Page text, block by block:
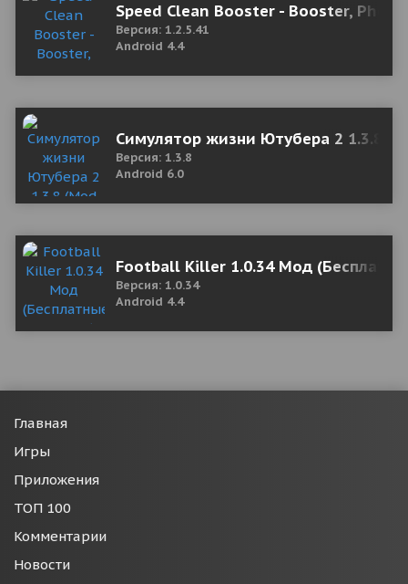
Speed Clean Booster - Booster,
Версия: 1.2.5.41
Android 4.4
Симулятор жизни Ютубера 2 1.3.8
Версия: 1.3.8
Android 6.0
Football Killer 1.0.34 Мод
Версия: 1.0.34
Android 4.4
Главная
Игры
Приложения
ТОП 100
Комментарии
Новости